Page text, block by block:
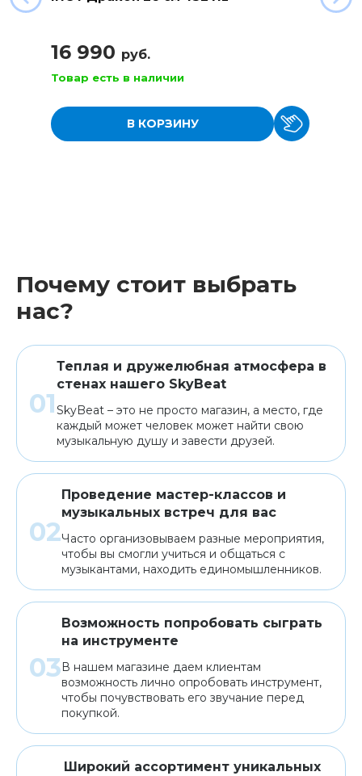
16 990 руб.
Товар есть в наличии
В КОРЗИНУ
Почему стоит выбрать
нас?
Теплая и дружелюбная атмосфера в
стенах нашего SkyBeat
SkyBeat – это не просто магазин, а место, где
каждый может человек может найти свою
музыкальную душу и завести друзей.
Проведение мастер-классов и
музыкальных встреч для вас
Часто организовываем разные мероприятия,
чтобы вы смогли учиться и общаться с
музыкантами, находить единомышленников.
Возможность попробовать сыграть
на инструменте
В нашем магазине даем клиентам
возможность лично опробовать инструмент,
чтобы почувствовать его звучание перед
покупкой.
Широкий ассортимент уникальных